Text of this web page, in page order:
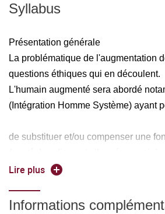
Syllabus
Présentation générale
La problématique de l'augmentation
questions éthiques qui en découlent.
L'humain augmenté sera abordé
(Intégration Homme Système) ayant
de substituer et/ou compenser une
d'assistances, exosquelettes, réalité
4.0 : domotique, smartcities, usine 4.0,
Lire plus
Informations